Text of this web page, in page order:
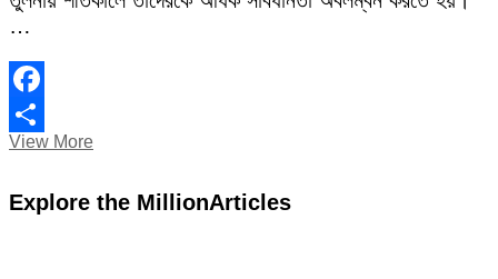
…
Facebook
Share
View Moreশীতে
সুস্থ
Explore the MillionArticles